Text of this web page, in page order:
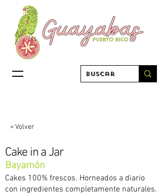
< Volver
Cake in a Jar
Bayamón
Cakes 100% frescos. Horneados a diario
con ingredientes completamente naturales.